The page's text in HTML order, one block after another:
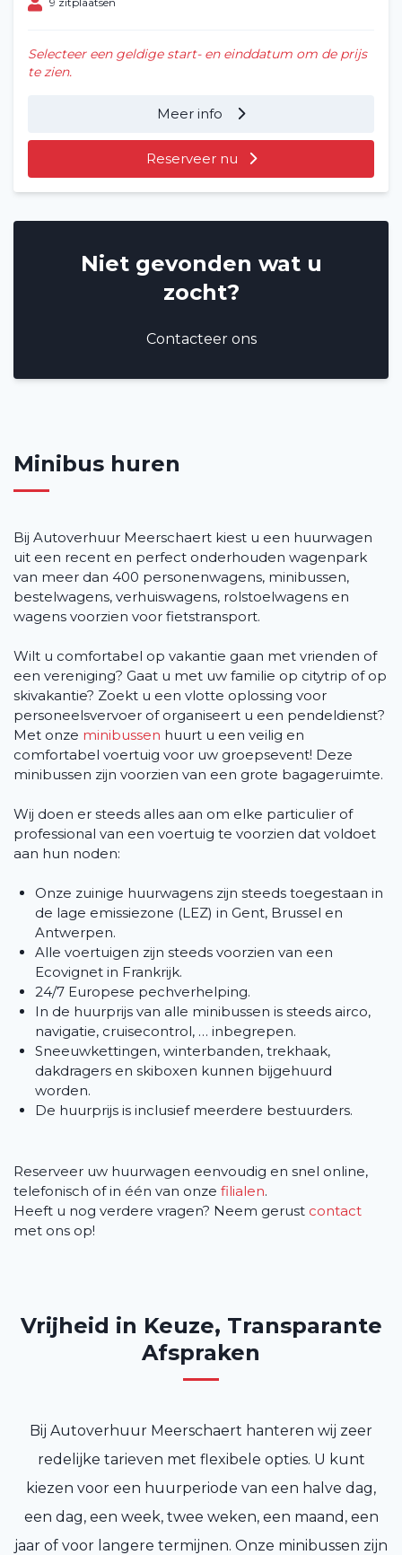
Voertuig huren
Lange termijn
Over ons
Blog
Veelgestelde vragen (FAQ)
Vacatures
Selecteer een geldige start- en einddatum om de prijs
te zien.
Meer info
Reserveer nu
Niet gevonden wat u
zocht?
Contacteer ons
Minibus huren
Bij Autoverhuur Meerschaert kiest u een huurwagen
uit een recent en perfect onderhouden wagenpark
van meer dan 400 personenwagens, minibussen,
bestelwagens, verhuiswagens, rolstoelwagens en
wagens voorzien voor fietstransport.
Wilt u comfortabel op vakantie gaan met vrienden of
een vereniging? Gaat u met uw familie op citytrip of op
skivakantie? Zoekt u een vlotte oplossing voor
personeelsvervoer of organiseert u een pendeldienst?
Met onze minibussen huurt u een veilig en
comfortabel voertuig voor uw groepsevent! Deze
minibussen zijn voorzien van een grote bagageruimte.
Wij doen er steeds alles aan om elke particulier of
professional van een voertuig te voorzien dat voldoet
aan hun noden:
Onze zuinige huurwagens zijn steeds toegestaan in
de lage emissiezone (LEZ) in Gent, Brussel en
Antwerpen.
Alle voertuigen zijn steeds voorzien van een
Ecovignet in Frankrijk.
24/7 Europese pechverhelping.
In de huurprijs van alle minibussen is steeds airco,
navigatie, cruisecontrol, … inbegrepen.
Sneeuwkettingen, winterbanden, trekhaak,
dakdragers en skiboxen kunnen bijgehuurd
worden.
De huurprijs is inclusief meerdere bestuurders.
Reserveer uw huurwagen eenvoudig en snel online,
telefonisch of in één van onze filialen.
Heeft u nog verdere vragen? Neem gerust contact
met ons op!
Vrijheid in Keuze, Transparante
Afspraken
Bij Autoverhuur Meerschaert hanteren wij zeer
redelijke tarieven met flexibele opties. U kunt
kiezen voor een huurperiode van een halve dag,
een dag, een week, twee weken, een maand, een
jaar of voor langere termijnen. Onze minibussen zijn